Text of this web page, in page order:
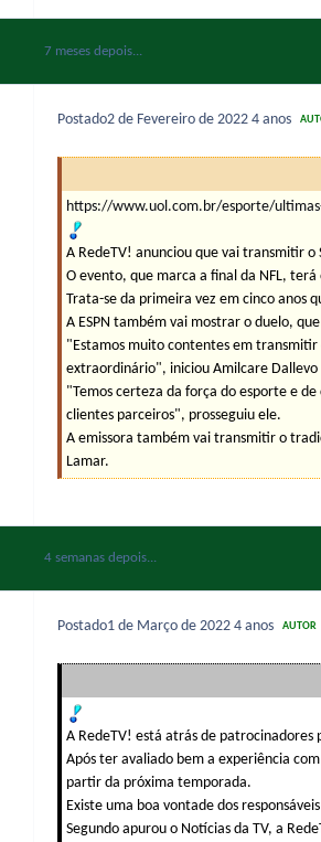
7 meses depois...
Postado2 de Fevereiro de 2022 4 anos
https://www.uol.com.br/esporte/
A RedeTV! anunciou que vai transmitir
O evento, que marca a final da NFL,
Trata-se da primeira vez em cinco anos
A ESPN também vai mostrar o duelo,
"Estamos muito contentes em transmitir
extraordinário", iniciou Amilcare Dallevo
"Temos certeza da força do esporte e
clientes parceiros", prosseguiu ele.
A emissora também vai transmitir o
Lamar.
4 semanas depois...
Postado1 de Março de 2022 4 anos AUTOR
A RedeTV! está atrás de
Após ter avaliado bem a experiência
partir da próxima temporada.
Existe uma boa vontade dos
Segundo apurou o Notícias da TV, a